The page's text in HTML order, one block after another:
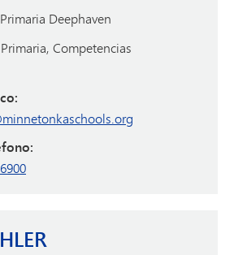
Deephaven
Primaria, Competencias